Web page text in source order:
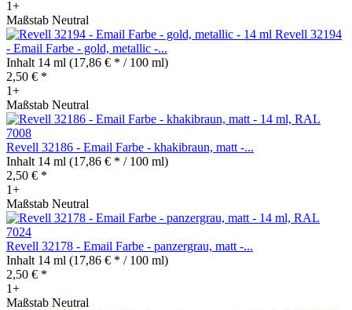
1+
Maßstab Neutral
Revell 32194
- Email Farbe - gold, metallic -...
Inhalt 14 ml (17,86 € * / 100 ml)
2,50 € *
1+
Maßstab Neutral
Revell 32186 - Email Farbe - khakibraun, matt -...
Inhalt 14 ml (17,86 € * / 100 ml)
2,50 € *
1+
Maßstab Neutral
Revell 32178 - Email Farbe - panzergrau, matt -...
Inhalt 14 ml (17,86 € * / 100 ml)
2,50 € *
1+
Maßstab Neutral